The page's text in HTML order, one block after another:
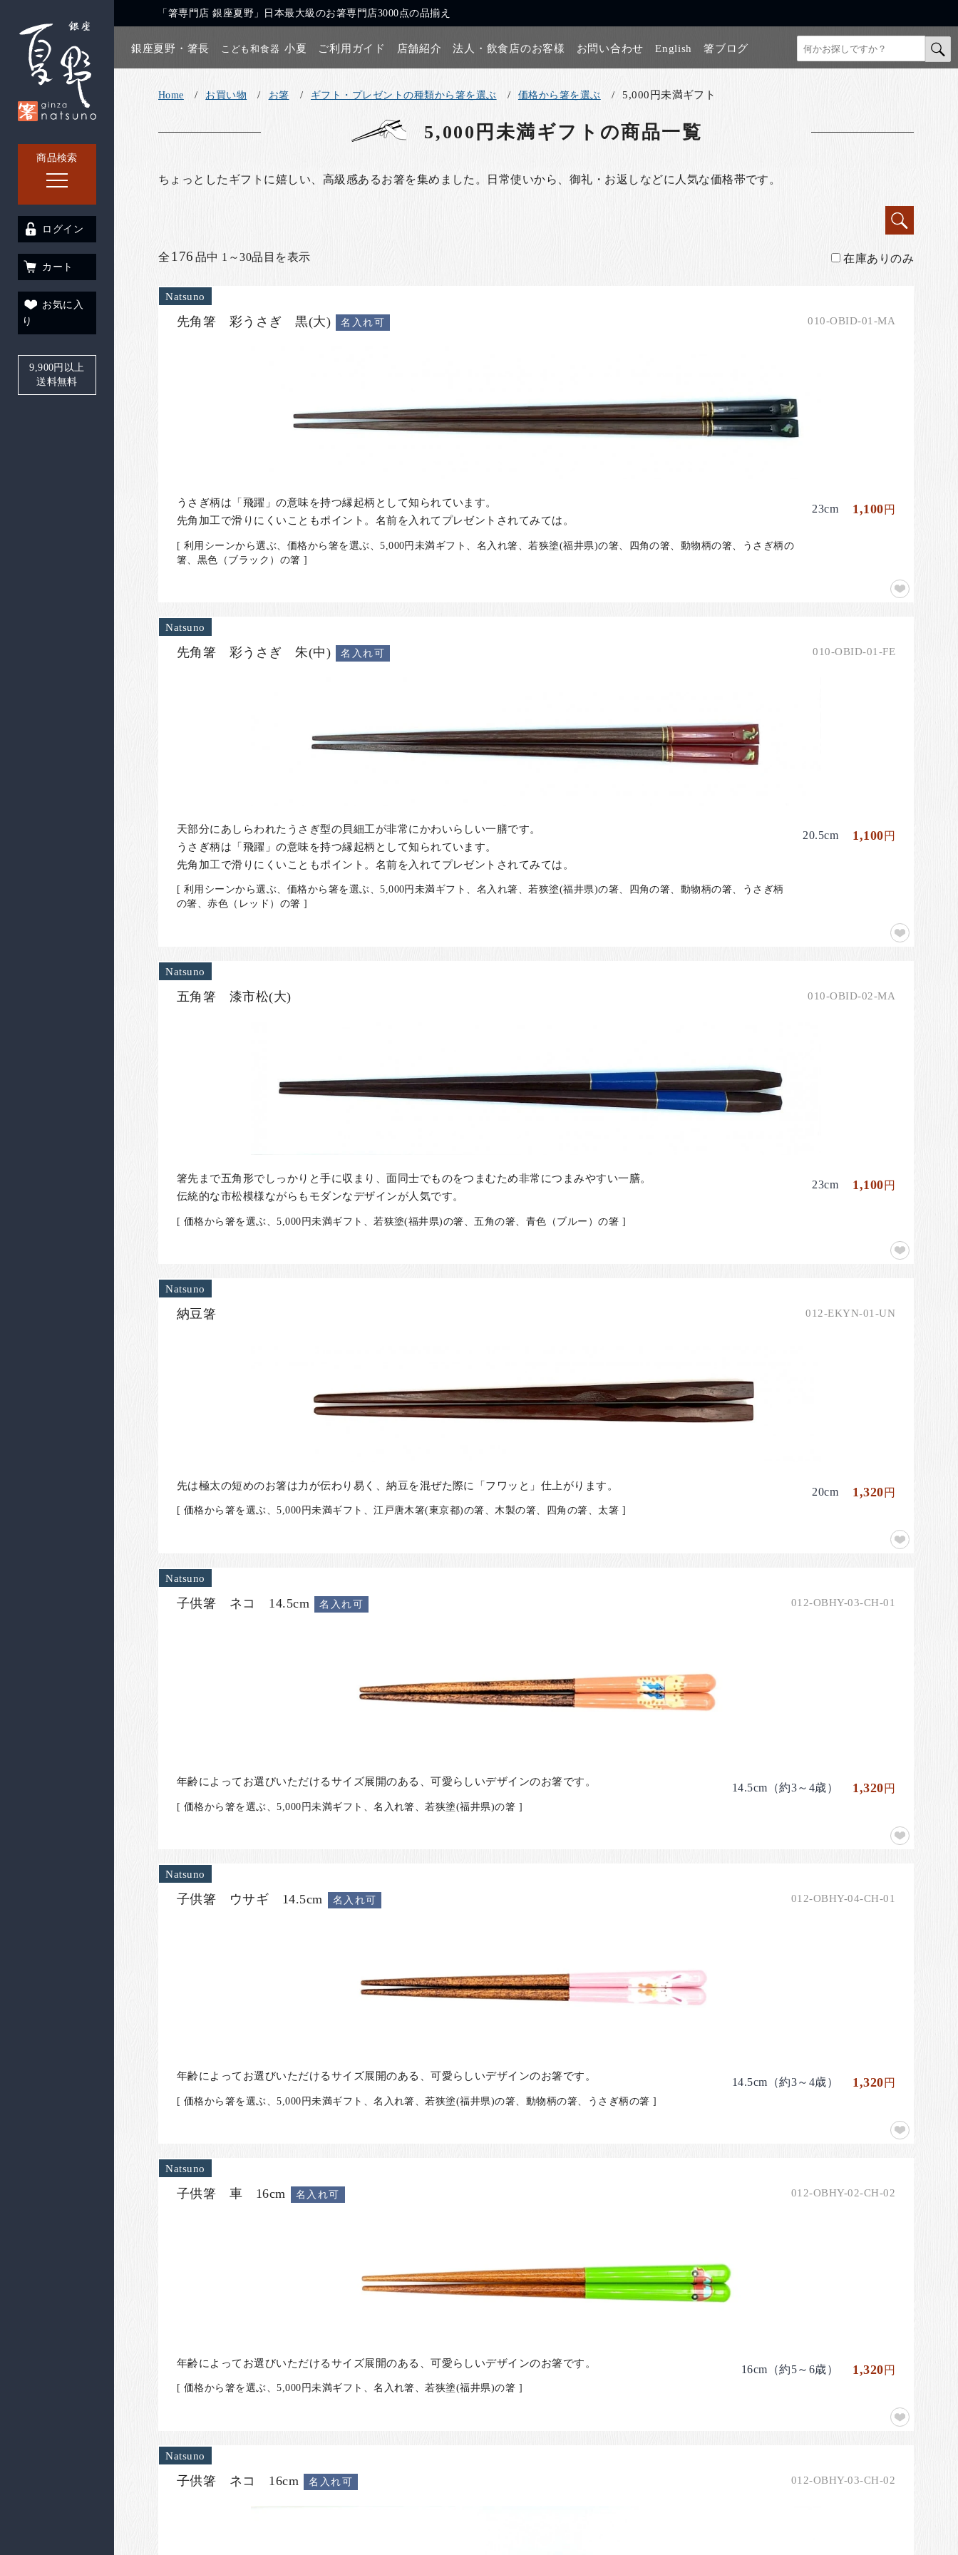
商品検索
「箸専門店 銀座夏野」日本最大級のお箸専門店3000点の品揃え
銀座夏野・箸長 こども和食器 小夏 ご利用ガイド 店舗紹介 法人・飲食店のお客様 お問い合わせ English 箸ブログ
ログイン
カート
お気に入
り
9,900円以上
送料無料
Home お買い物 お箸 ギフト・プレゼントの種類から箸を選ぶ 価格から箸を選ぶ 5,000円未満ギフト
5,000円未満ギフト の商品一覧
ちょっとしたギフトに嬉しい、高級感あるお箸を集めました。日常使いから、御礼・お返しなどに人気な価格帯です。
全 176 品中 1～30品目を表示 在庫ありのみ
Natsuno
先角箸 彩うさぎ 黒(大) 名入れ可 010-OBID-01-MA
うさぎ柄は「飛躍」の意味を持つ縁起柄として知られています。
先角加工で滑りにくいこともポイント。名前を入れてプレゼントされてみては。
[ 利用シーンから選ぶ、価格から箸を選ぶ、5,000円未満ギフト、名入れ箸、若狭塗(福井県)の箸、四角の箸、動物柄の箸、うさぎ柄の
箸、黒色（ブラック）の箸 ]
23cm 1,100円
Natsuno
先角箸 彩うさぎ 朱(中) 名入れ可 010-OBID-01-FE
天部分にあしらわれたうさぎ型の貝細工が非常にかわいらしい一膳です。
うさぎ柄は「飛躍」の意味を持つ縁起柄として知られています。
先角加工で滑りにくいこともポイント。名前を入れてプレゼントされてみては。
[ 利用シーンから選ぶ、価格から箸を選ぶ、5,000円未満ギフト、名入れ箸、若狭塗(福井県)の箸、四角の箸、動物柄の箸、うさぎ柄
の箸、赤色（レッド）の箸 ]
20.5cm 1,100円
Natsuno
五角箸 漆市松(大) 010-OBID-02-MA
箸先まで五角形でしっかりと手に収まり、面同士でものをつまむため非常につまみやすい一膳。
伝統的な市松模様ながらもモダンなデザインが人気です。
[ 価格から箸を選ぶ、5,000円未満ギフト、若狭塗(福井県)の箸、五角の箸、青色（ブルー）の箸 ]
23cm 1,100円
Natsuno
納豆箸 012-EKYN-01-UN
先は極太の短めのお箸は力が伝わり易く、納豆を混ぜた際に「フワッと」仕上がります。
[ 価格から箸を選ぶ、5,000円未満ギフト、江戸唐木箸(東京都)の箸、木製の箸、四角の箸、太箸 ]
20cm 1,320円
Natsuno
子供箸 ネコ 14.5cm 名入れ可 012-OBHY-03-CH-01
年齢によってお選びいただけるサイズ展開のある、可愛らしいデザインのお箸です。
[ 価格から箸を選ぶ、5,000円未満ギフト、名入れ箸、若狭塗(福井県)の箸 ]
14.5cm（約3～4歳） 1,320円
Natsuno
子供箸 ウサギ 14.5cm 名入れ可 012-OBHY-04-CH-01
年齢によってお選びいただけるサイズ展開のある、可愛らしいデザインのお箸です。
[ 価格から箸を選ぶ、5,000円未満ギフト、名入れ箸、若狭塗(福井県)の箸、動物柄の箸、うさぎ柄の箸 ]
14.5cm（約3～4歳） 1,320円
Natsuno
子供箸 車 16cm 名入れ可 012-OBHY-02-CH-02
年齢によってお選びいただけるサイズ展開のある、可愛らしいデザインのお箸です。
[ 価格から箸を選ぶ、5,000円未満ギフト、名入れ箸、若狭塗(福井県)の箸 ]
16cm（約5～6歳） 1,320円
Natsuno
子供箸 ネコ 16cm 名入れ可 012-OBHY-03-CH-02